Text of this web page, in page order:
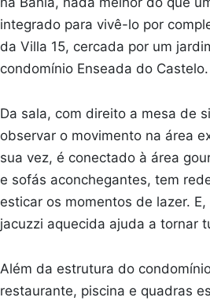
integrado para vivê-lo por
da Villa 15, cercada por um
condomínio Enseada do Castelo.
Da sala, com direito a mesa de
observar o movimento na área
sua vez, é conectado à área
e sofás aconchegantes, tem
esticar os momentos de lazer.
jacuzzi aquecida ajuda a tornar
Além da estrutura do
restaurante, piscina e quadras